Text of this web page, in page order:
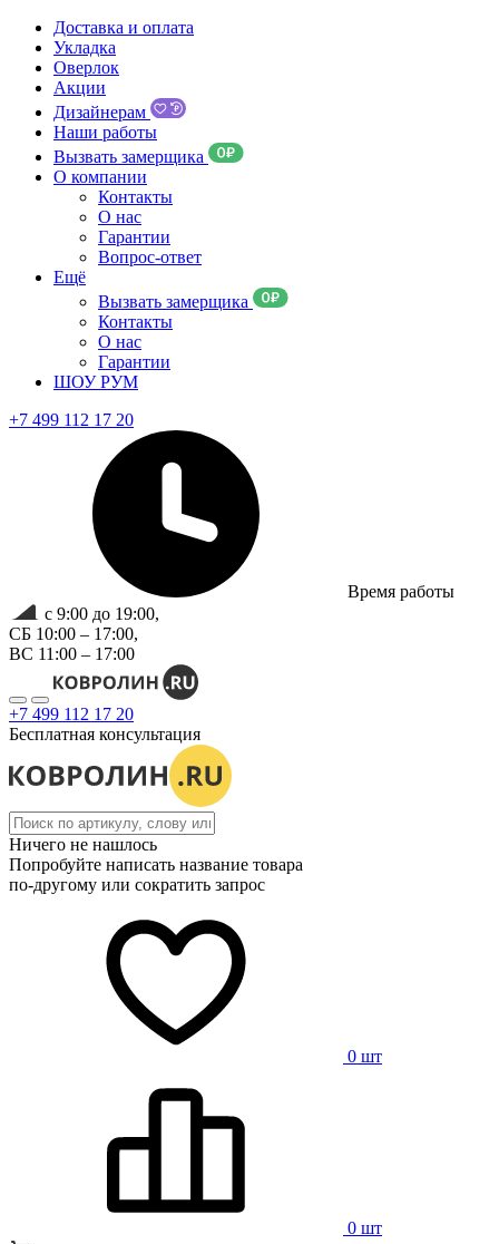
Доставка и оплата
Укладка
Оверлок
Акции
Дизайнерам
Наши работы
Вызвать замерщика
О компании
Контакты
О нас
Гарантии
Вопрос-ответ
Ещё
Вызвать замерщика
Контакты
О нас
Гарантии
ШОУ РУМ
+7 499 112 17 20
Время работы
с 9:00 до 19:00,
СБ 10:00 – 17:00,
ВС 11:00 – 17:00
+7 499 112 17 20
Бесплатная консультация
Ничего не нашлось
Попробуйте написать название товара
по-другому или сократить запрос
0 шт
0 шт